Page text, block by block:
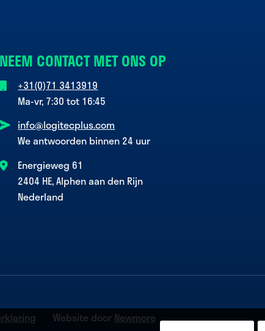
NEEM CONTACT MET ONS OP
+31(0)71 3413919
Ma-vr, 7:30 tot 16:45
info@logitecplus.com
We antwoorden binnen 24 uur
Energieweg 61
2404 HE, Alphen aan den Rijn
Nederland
Website door Newmore